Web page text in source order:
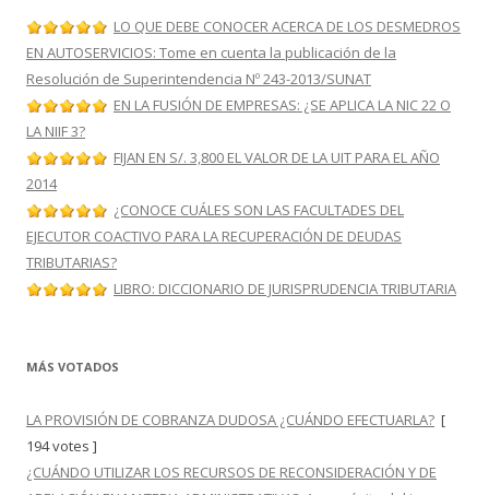
LO QUE DEBE CONOCER ACERCA DE LOS DESMEDROS
EN AUTOSERVICIOS: Tome en cuenta la publicación de la
Resolución de Superintendencia Nº 243-2013/SUNAT
EN LA FUSIÓN DE EMPRESAS: ¿SE APLICA LA NIC 22 O
LA NIIF 3?
FIJAN EN S/. 3,800 EL VALOR DE LA UIT PARA EL AÑO
2014
¿CONOCE CUÁLES SON LAS FACULTADES DEL
EJECUTOR COACTIVO PARA LA RECUPERACIÓN DE DEUDAS
TRIBUTARIAS?
LIBRO: DICCIONARIO DE JURISPRUDENCIA TRIBUTARIA
MÁS VOTADOS
LA PROVISIÓN DE COBRANZA DUDOSA ¿CUÁNDO EFECTUARLA? [
194 votes ]
¿CUÁNDO UTILIZAR LOS RECURSOS DE RECONSIDERACIÓN Y DE